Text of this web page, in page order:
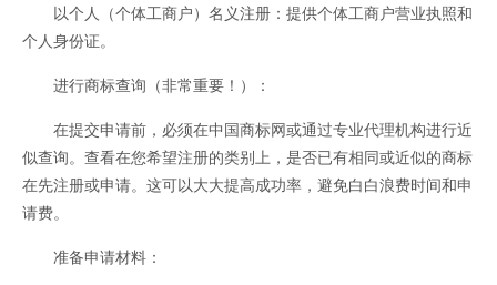
以个人（个体工商户）名义注册：提供个体工商户营业执照和
个人身份证。
进行商标查询（非常重要！）：
在提交申请前，必须在中国商标网或通过专业代理机构进行近
似查询。查看在您希望注册的类别上，是否已有相同或近似的商标
在先注册或申请。这可以大大提高成功率，避免白白浪费时间和申
请费。
准备申请材料：